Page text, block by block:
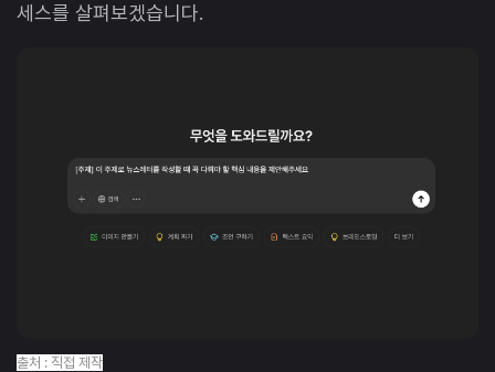
세스를 살펴보겠습니다.
출처 : 직접 제작